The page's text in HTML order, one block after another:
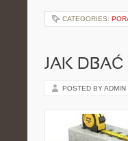
CATEGORIES:
JAK DBAĆ
POSTED BY ADMIN